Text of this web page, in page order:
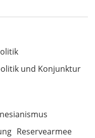
und Konjunktur
Reservearmee